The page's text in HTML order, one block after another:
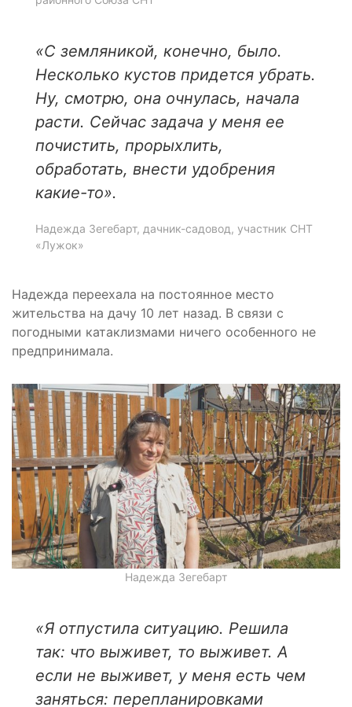
«С земляникой, конечно, было.
Несколько кустов придется убрать.
Ну, смотрю, она очнулась, начала
расти. Сейчас задача у меня ее
почистить, прорыхлить,
обработать, внести удобрения
какие-то».
Надежда Зегебарт, дачник-садовод, участник СНТ
«Лужок»
Надежда переехала на постоянное место
жительства на дачу 10 лет назад. В связи с
погодными катаклизмами ничего особенного не
предпринимала.
Надежда Зегебарт
«Я отпустила ситуацию. Решила
так: что выживет, то выживет. А
если не выживет, у меня есть чем
заняться: перепланировками